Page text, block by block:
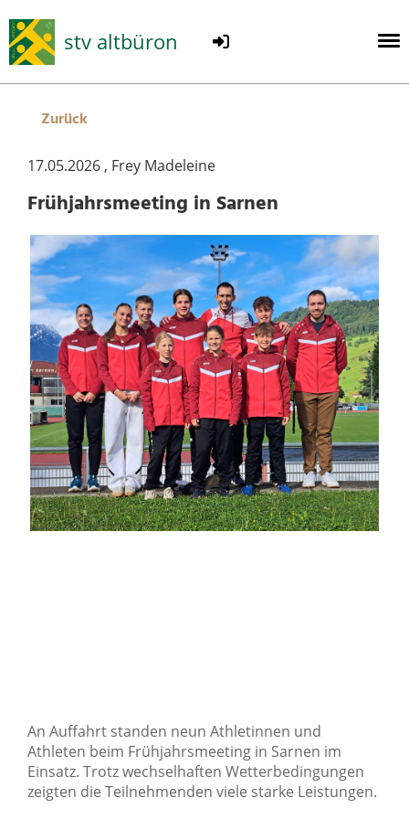
stv altbüron
Zurück
17.05.2026 , Frey Madeleine
Frühjahrsmeeting in Sarnen
An Auffahrt standen neun Athletinnen und
Athleten beim Frühjahrsmeeting in Sarnen im
Einsatz. Trotz wechselhaften Wetterbedingungen
zeigten die Teilnehmenden viele starke Leistungen.